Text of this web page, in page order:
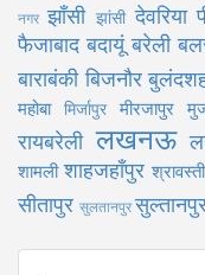
नगर झाँसी झांसी देवरिया
फैजाबाद बदायूं बरेली
बाराबंकी बिजनौर
महोबा मिर्जापुर मीरजापुर
रायबरेली लखनऊ
शामली शाहजहाँपुर श्रावस्ती
सीतापुर सुलतानपुर